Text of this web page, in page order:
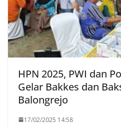
HPN 2025, PWI dan
Gelar Bakkes dan
Balongrejo
17/02/2025 14:58